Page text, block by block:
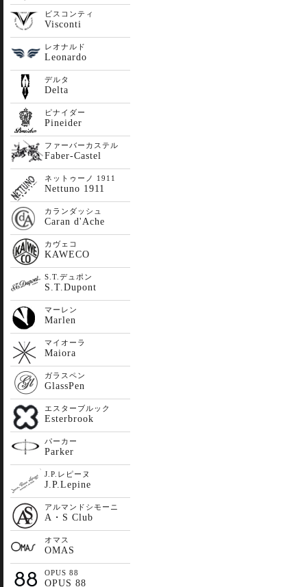
ビスコンティ
Visconti
レオナルド
Leonardo
デルタ
Delta
ピナイダー
Pineider
ファーバーカステル
Faber-Castel
ネットゥーノ 1911
Nettuno 1911
カランダッシュ
Caran d'Ache
カヴェコ
KAWECO
S.T.デュポン
S.T.Dupont
マーレン
Marlen
マイオーラ
Maiora
ガラスペン
GlassPen
エスターブルック
Esterbrook
パーカー
Parker
J.P.レピーヌ
J.P.Lepine
アルマンドシモーニ
A・S Club
オマス
OMAS
OPUS 88
OPUS 88